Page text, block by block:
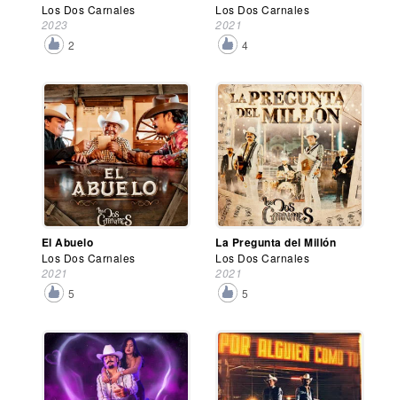
Los Dos Carnales
2023
2
Los Dos Carnales
2021
4
El Abuelo
Los Dos Carnales
2021
5
La Pregunta del Millón
Los Dos Carnales
2021
5